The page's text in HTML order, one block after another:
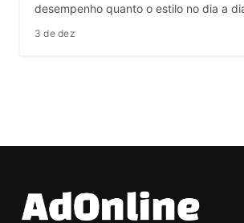
desempenho quanto o estilo no dia a
3 de dez